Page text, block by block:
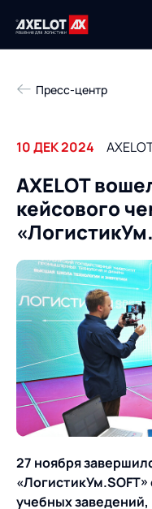
Техподдержка
Компания
Продукты
Роботизация
Академия
База знаний
О компании
О компании
ИТ-аккредитация
Карьера
Продукты
поставок
Управление складами
Логистический
Пресс-центр
Пресс-центр
10 ДЕК 2024
AXELOT
кейсового
27 ноября
учебных